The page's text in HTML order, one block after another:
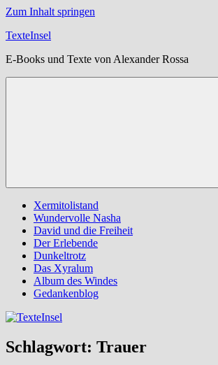
Zum Inhalt springen
TexteInsel
E-Books und Texte von Alexander Rossa
Xermitolistand
Wundervolle Nasha
David und die Freiheit
Der Erlebende
Dunkeltrotz
Das Xyralum
Album des Windes
Gedankenblog
Schlagwort: Trauer